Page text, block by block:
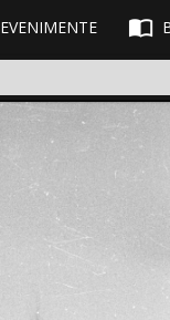
EVENIMENTE 